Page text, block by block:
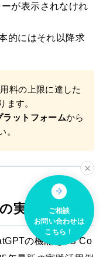
が表示されなけれ
的にはそれ以降求
料の上限に達した
ます。
ットフォームから
。
実践活用例
の機能をVS Co
ご相談
お問い合わせは
こちら！